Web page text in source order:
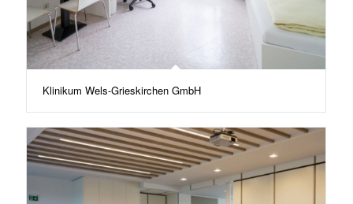
Klinikum Wels-Grieskirchen GmbH